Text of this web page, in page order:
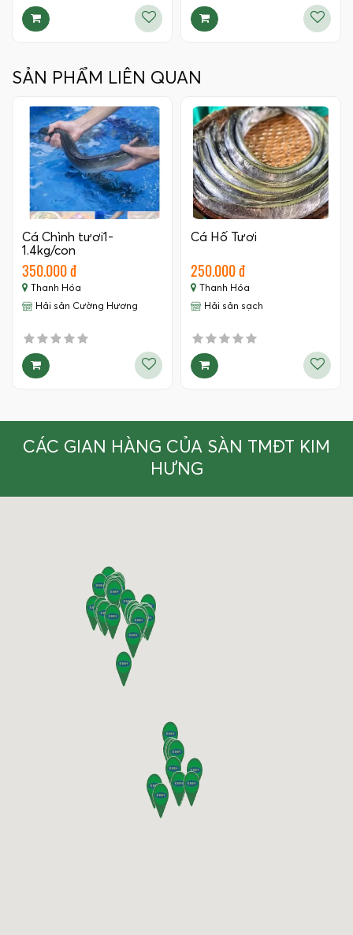
SẢN PHẨM LIÊN QUAN
Cá Chình tươi1-
1.4kg/con
350.000 đ
Thanh Hóa
Hải sản Cường Hương
Cá Hố Tươi
250.000 đ
Thanh Hóa
Hải sản sạch
CÁC GIAN HÀNG CỦA SÀN TMĐT KIM
HƯNG